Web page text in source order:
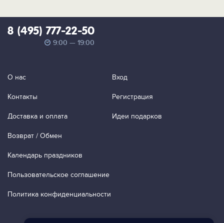
8 (495) 777-22-50
9:00 — 19:00
О нас
Контакты
Доставка и оплата
Возврат / Обмен
Календарь праздников
Пользовательское соглашение
Политика конфиденциальности
Вход
Регистрация
Идеи подарков